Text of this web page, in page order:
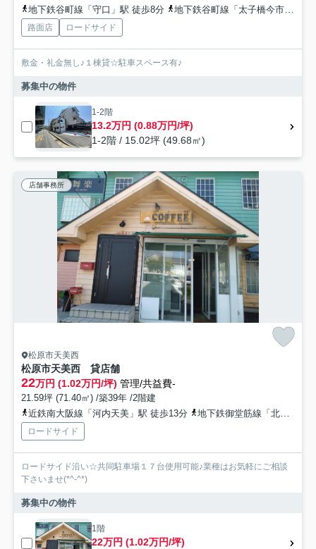
地下鉄谷町線「守口」駅 徒歩8分
地下鉄谷町線「太子橋今市」駅 徒歩17分
路面店 ロードサイド
敷金・礼金無し♪１棟貸☆駐車スペース有♪
募集中の物件
1-2階
13.2万円 (0.88万円/坪)
1-2階 / 15.02坪 (49.68㎡)
店舗事務所
松原市天美西
松原市天美西 貸店舗
22万円 (1.02万円/坪) 管理/共益費-
21.59坪 (71.40㎡) /築39年 /2階建
近鉄南大阪線「河内天美」駅 徒歩13分
地下鉄御堂筋線「北花田」駅 徒歩23分
ロードサイド
ロードサイド沿い☆共同駐車場１７台使用可能♪業種はお気軽にご相談
下さいませ(*^-^*)
募集中の物件
1階
22万円 (1.02万円/坪)